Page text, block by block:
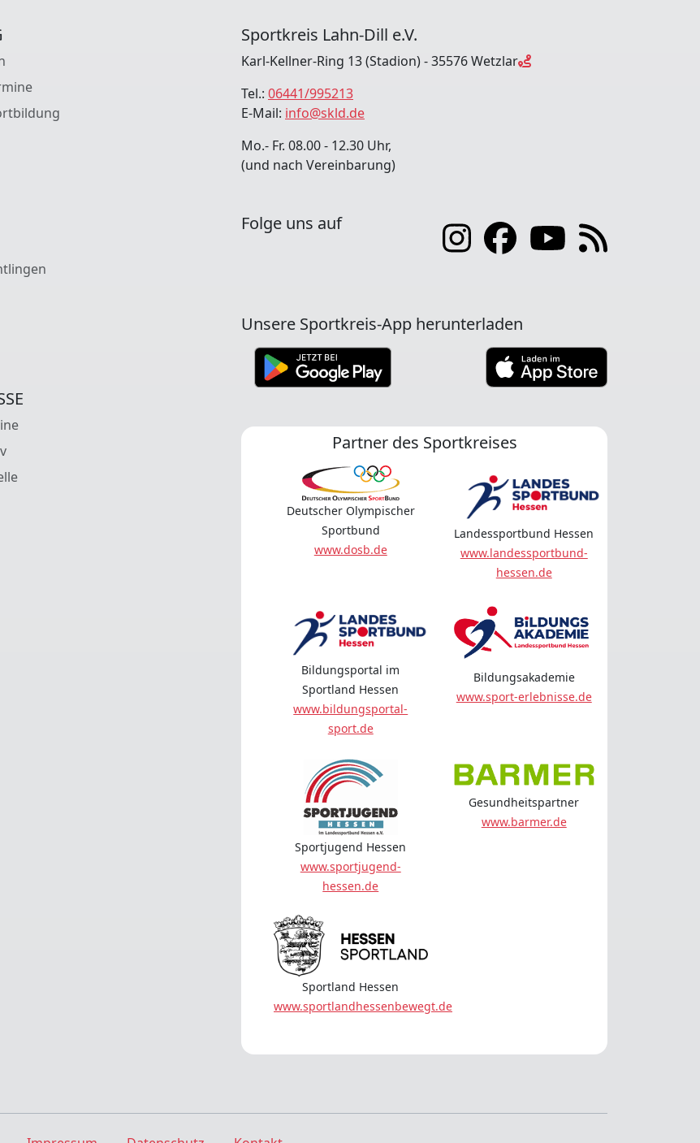
Sportkreis Lahn-Dill e.V.
Karl-Kellner-Ring 13 (Stadion) - 35576 Wetzlar
Tel.: 06441/995213
E-Mail: info@skld.de
Mo.- Fr. 08.00 - 12.30 Uhr,
(und nach Vereinbarung)
Folge uns auf
Unsere Sportkreis-App herunterladen
Partner des Sportkreises
Deutscher Olympischer
Sportbund
www.dosb.de
Landessportbund Hessen
www.landessportbund-
hessen.de
Bildungsportal im
Sportland Hessen
www.bildungsportal-
sport.de
Bildungsakademie
www.sport-erlebnisse.de
Sportjugend Hessen
www.sportjugend-
hessen.de
Gesundheitspartner
www.barmer.de
Sportland Hessen
www.sportlandhessenbewegt.de